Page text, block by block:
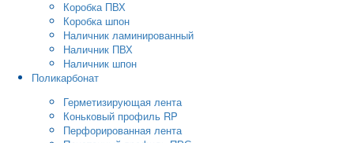
Коробка ПВХ
Коробка шпон
Наличник ламинированный
Наличник ПВХ
Наличник шпон
Поликарбонат
Герметизирующая лента
Коньковый профиль RP
Перфорированная лента